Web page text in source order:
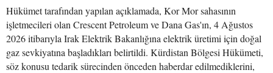
Hükümet tarafından yapılan açıklamada, Kor Mor sahasının
işletmecileri olan Crescent Petroleum ve Dana Gas'ın, 4 Ağustos
2026 itibarıyla Irak Elektrik Bakanlığına elektrik üretimi için doğal
gaz sevkiyatına başladıkları belirtildi. Kürdistan Bölgesi Hükümeti,
söz konusu tedarik sürecinden önceden haberdar edilmediklerini,